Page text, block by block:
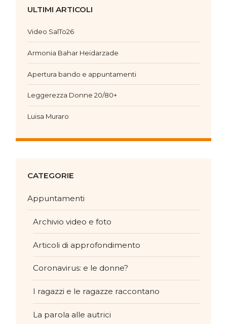
ULTIMI ARTICOLI
Video SalTo26
Armonia Bahar Heidarzade
Apertura bando e appuntamenti
Leggerezza Donne 20/80+
Luisa Muraro
CATEGORIE
Appuntamenti
Archivio video e foto
Articoli di approfondimento
Coronavirus: e le donne?
I ragazzi e le ragazze raccontano
La parola alle autrici